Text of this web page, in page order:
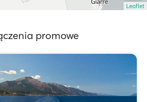
Leaflet
promowe